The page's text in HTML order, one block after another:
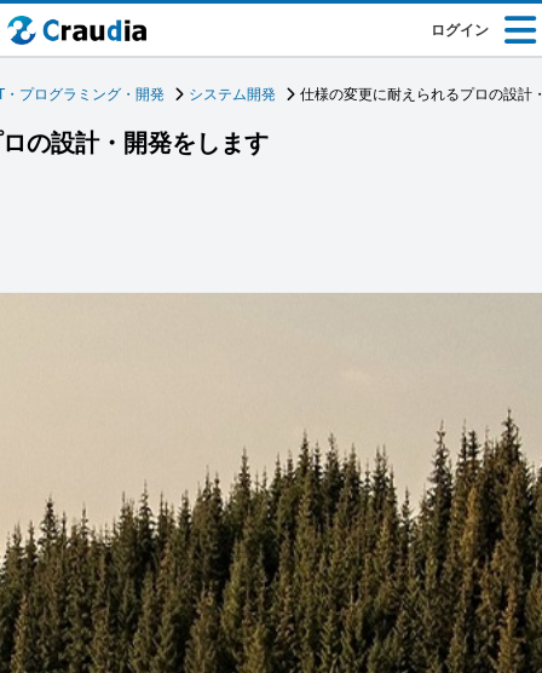
ログイン
・プログラミング・開発 システム開発 仕様の変更に耐えられるプロの設計
の設計・開発をします